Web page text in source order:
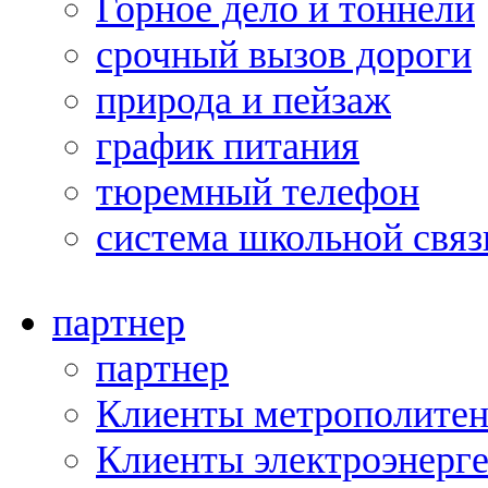
Горное дело и тоннели
срочный вызов дороги
природа и пейзаж
график питания
тюремный телефон
система школьной
партнер
партнер
Клиенты
Клиенты